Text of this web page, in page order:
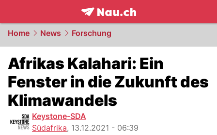
frontpage.NAU.ch
Home News Forschung
Afrikas Kalahari: Ein
Fenster in die Zukunft des
Klimawandels
Keystone-SDA
Südafrika, 13.12.2021 - 06:39